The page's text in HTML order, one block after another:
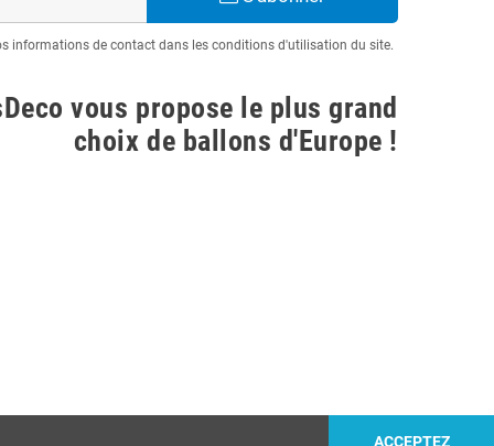
informations de contact dans les conditions d'utilisation du site.
vous propose le plus grand
choix de ballons d'Europe !
ACCEPTEZ